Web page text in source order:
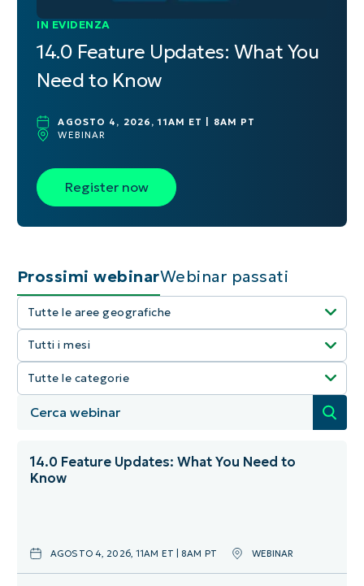
IN EVIDENZA
14.0 Feature Updates: What You
Need to Know
AGOSTO 4, 2026, 11AM ET | 8AM PT
WEBINAR
Register now
Prossimi webinarWebinar passati
Tutti i mesi
Seleziona tutto
Gennaio
Febbraio
Maggio
Tutte le aree geografiche
Seleziona tutto
Australia
Francia
Tutte le categorie
Seleziona tutto
Crescita degli MSP
Formazione sui prodotti
14.0 Feature Updates: What You Need to
Know
AGOSTO 4, 2026, 11AM ET | 8AM PT WEBINAR